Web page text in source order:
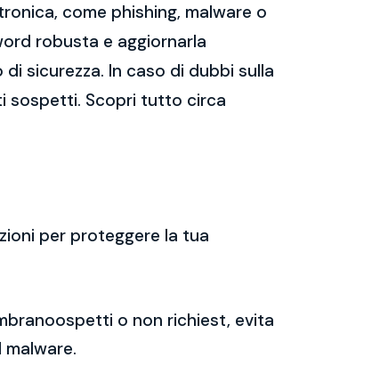
come phishing, malware o
robusta e aggiornarla
sicurezza. In caso di dubbi sulla
sospetti. Scopri tutto circa
per proteggere la tua
o non richiest, evita